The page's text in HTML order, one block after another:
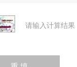
请输入计算结